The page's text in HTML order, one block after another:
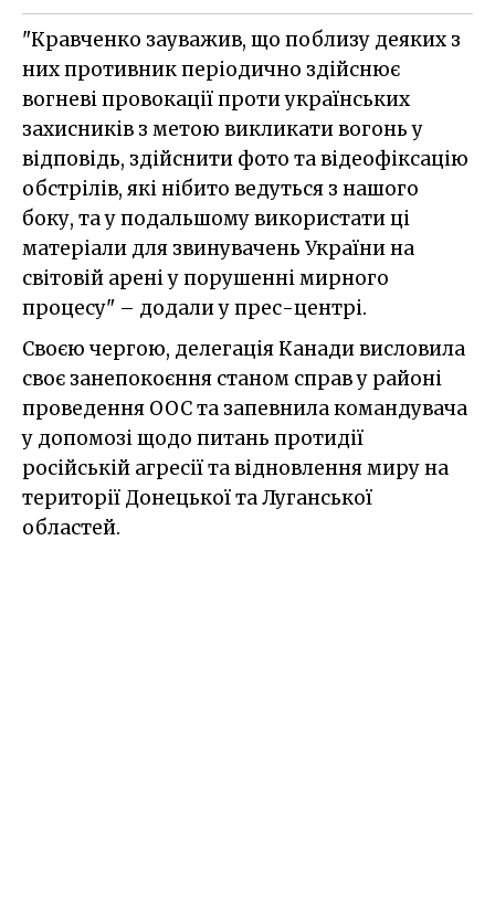
"Кравченко зауважив, що поблизу деяких з
них противник періодично здійснює
вогневі провокації проти українських
захисників з метою викликати вогонь у
відповідь, здійснити фото та відеофіксацію
обстрілів, які нібито ведуться з нашого
боку, та у подальшому використати ці
матеріали для звинувачень України на
світовій арені у порушенні мирного
процесу" – додали у прес-центрі.
Своєю чергою, делегація Канади висловила
своє занепокоєння станом справ у районі
проведення ООС та запевнила командувача
у допомозі щодо питань протидії
російській агресії та відновлення миру на
території Донецької та Луганської
областей.